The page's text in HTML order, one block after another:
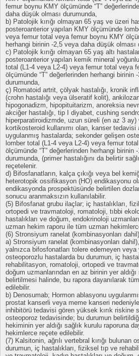
femur boynu KMY ölçümünde “T”
daha düşük olması durumunda,
b) Patolojik kırığı olmayan 65 yaş ve üzeri
posteroanterior yapılan KMY ölçümünde
veya femur total veya femur boynu KMY
herhangi birinin -2,5 veya daha düşük olması
c) Patolojik kırığı olmayan 65 yaş altı
posteroanterior yapılan kemik mineral
total (L1-4 veya L2-4) veya femur total veya
ölçümünde “T” değerlerinden herhangi birinin
durumunda,
ç) Romatoid artrit, çölyak hastalığı, kronik
(crohn hastalığı veya ülseratif kolit),
hipogonadizm, hipopituitarizm, anoreksia
akciğer hastalığı, tip I diyabet, cushing
hiperparatiroidizmde, uzun süreli (en az 3
kortikosteroid kullanımı olan, kanser
uygulanmış hastalarda; sekonder gelişen
lomber total (L1-4 veya L2-4) veya femur
ölçümünde “T” değerlerinden herhangi birinin
durumunda, (primer hastalığını da belirtir
reçetelenir.
d) Bifosfanatların, kalça çıkığı veya bel
heterotopik ossifikasyon (HO) endikasyonu
endikasyonda prospektüsünde belirtilen
sonucu aranmaksızın kullanılabilir.
(5) Bifosfanat grubu ilaçlar; iç hastalıkları,
ortopedi ve travmatoloji, romatoloji, tıbbi
hastalıkları ve doğum, endokrinoloji
uzman hekim raporu ile tüm uzman
(6) Stronsiyum ranelat (kombinasyonları
a) Stronsiyum ranelat (kombinasyonları
yalnızca bifosfonatları tolere edemeyen veya
osteoporozlu hastalarda bu durumun, iç
rehabilitasyon, romatoloji, ortopedi ve
doğum uzmanlarından en az birinin yer
belirtilmesi halinde, bu rapora dayanılarak
edilebilir.
b) Denosumab; Hormon ablasyonu
prostat kanserli veya meme kanseri
inhibitörü tedavisi gören yüksek kırık riskine
osteoporoz tedavisinde; bu durumun
hekiminin yer aldığı sağlık kurulu raporuna
hekimlerce reçete edilebilir.
(7) Kalsitonin, ağrılı vertebral kırığı bulunan
durumun, iç hastalıkları, fiziksel tıp ve